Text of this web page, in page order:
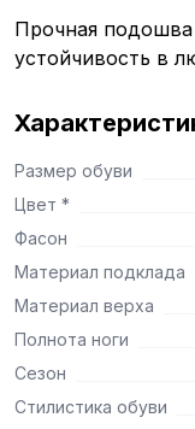
Прочная
устойчивость в
Размер обуви
Цвет *
Фасон
Материал подклада
Материал верха
Полнота ноги
Сезон
Стилистика обуви